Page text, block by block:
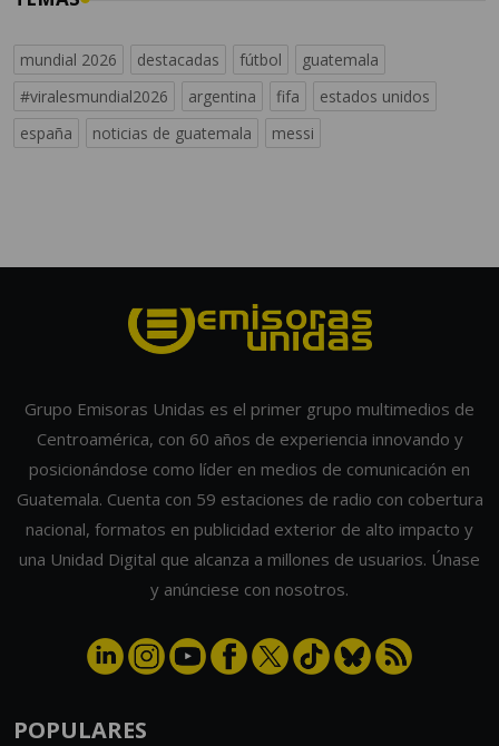
mundial 2026 destacadas fútbol
guatemala
#viralesmundial2026
argentina fifa
estados unidos
españa
noticias de guatemala messi
Grupo Emisoras Unidas es el primer grupo multimedios de
Centroamérica, con 60 años de experiencia innovando y
posicionándose como líder en medios de comunicación en
Guatemala. Cuenta con 59 estaciones de radio con cobertura
nacional, formatos en publicidad exterior de alto impacto y
una Unidad Digital que alcanza a millones de usuarios. Únase
y anúnciese con nosotros.
POPULARES